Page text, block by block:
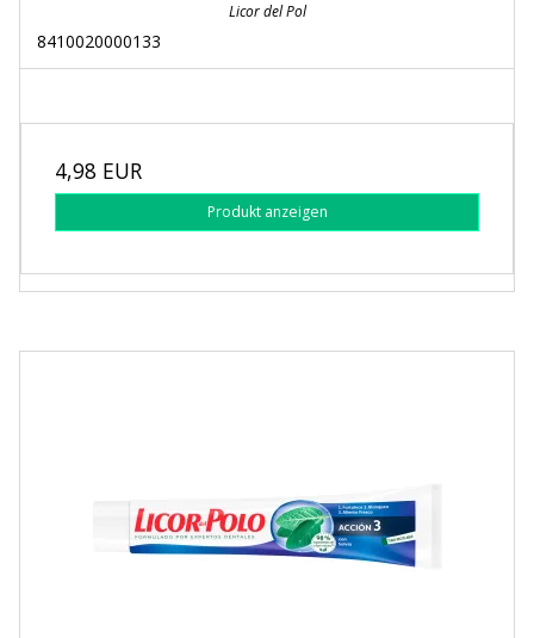
Licor del Pol
8410020000133
4,98 EUR
Produkt anzeigen